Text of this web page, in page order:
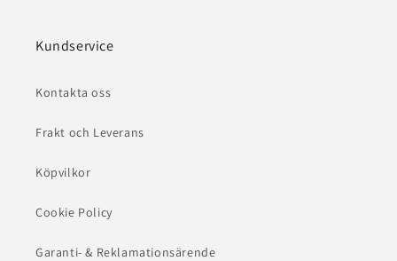
Kundservice
Kontakta oss
Frakt och Leverans
Köpvilkor
Cookie Policy
Garanti- & Reklamationsärende